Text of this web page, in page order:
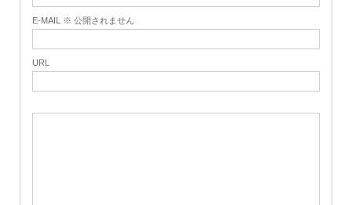
E-MAIL ※ 公開されません
URL